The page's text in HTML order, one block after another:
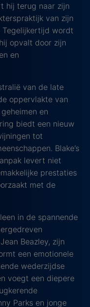
hij terug naar zijn
van zijn
wordt
opvalt door zijn
en
van de late
oppervlakte van
en
biedt een nieuw
tot
Blake’s
levert niet
prestaties
met de
in de spannende
Beazley, zijn
een emotionele
wederzijdse
voegt een diepere
Parks en jonge